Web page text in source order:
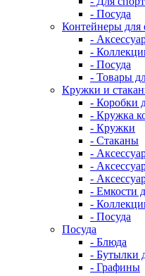
- Посуда
Контейнеры для
-
-
- Посуда
- Товары
Кружки и
- Коробки
- Кружка
- Кружки
- Стаканы
-
-
-
- Емкости
-
- Посуда
Посуда
- Блюда
- Бутылки
- Графины